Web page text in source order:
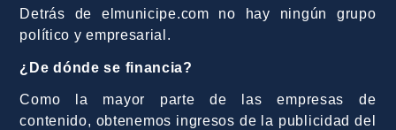
Detrás de elmunicipe.com no hay ningún grupo
político y empresarial.
¿De dónde se financia?
Como la mayor parte de las empresas de
contenido, obtenemos ingresos de la publicidad del